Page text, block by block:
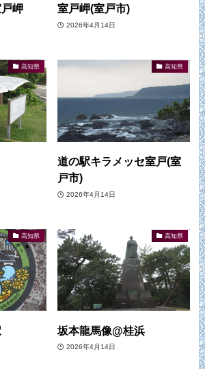
岬 室戸岬(室戸市)
2026年4月14日
高知県 高知県
道の駅キラメッセ室戸(室
戸市)
2026年4月14日
高知県 高知県
坂本龍馬像@桂浜
2026年4月14日